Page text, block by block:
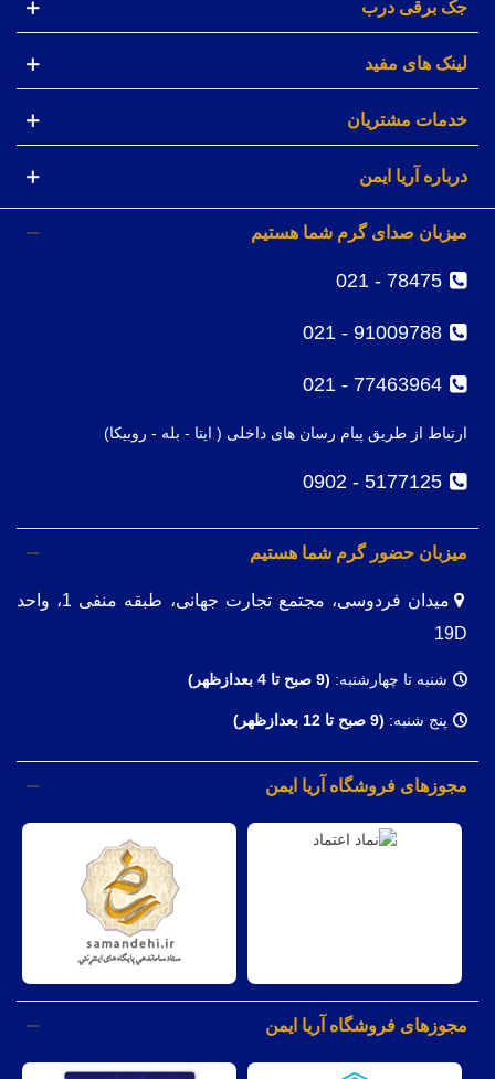
جک برقی درب
لینک های مفید
خدمات مشتریان
درباره آریا ایمن
میزبان صدای گرم شما هستیم
78475 - 021
91009788 - 021
77463964 - 021
ارتباط از طریق پیام رسان های داخلی ( ایتا - بله - روبیکا)
5177125 - 0902
میزبان حضور گرم شما هستیم
میدان فردوسی، مجتمع تجارت جهانی، طبقه منفی 1، واحد
19D
شنبه تا چهارشنبه: (9 صبح تا 4 بعدازظهر)
پنج شنبه: (9 صبح تا 12 بعدازظهر)
مجوزهای فروشگاه آریا ایمن
مجوزهای فروشگاه آریا ایمن